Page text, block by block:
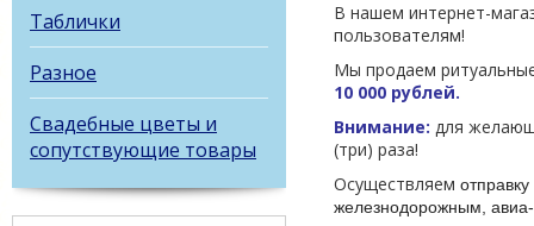
Таблички
Разное
Свадебные цветы и
сопутствующие товары
В нашем интернет-
пользователям!
Мы продаем
10 000 рублей.
Внимание: для
(три) раза!
Осуществляем
железнодорожным,